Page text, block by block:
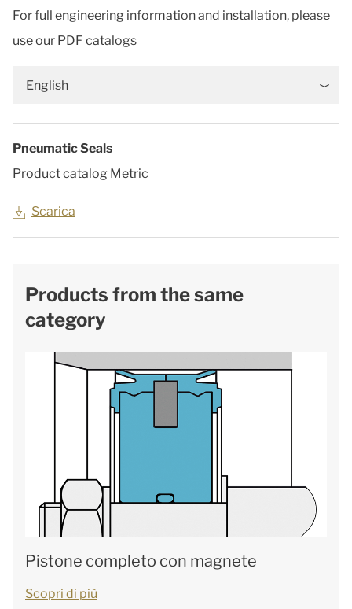
For full engineering information and installation, please
use our PDF catalogs
English
Pneumatic Seals
Product catalog Metric
Scarica
Products from the same
category
Pistone completo con magnete
Scopri di più